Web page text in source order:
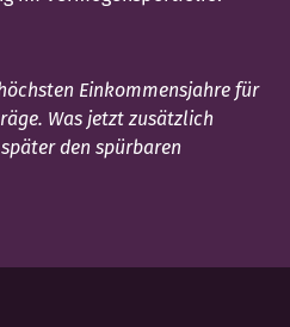
Einkommensjahre für
Was jetzt zusätzlich
den spürbaren